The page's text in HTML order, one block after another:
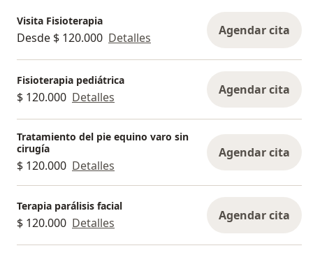
Visita Fisioterapia
Desde $ 120.000 Detalles Agendar cita
Fisioterapia pediátrica
$ 120.000 Detalles Agendar cita
Tratamiento del pie equino varo sin
cirugía
$ 120.000 Detalles
Agendar cita
Terapia parálisis facial
$ 120.000 Detalles Agendar cita